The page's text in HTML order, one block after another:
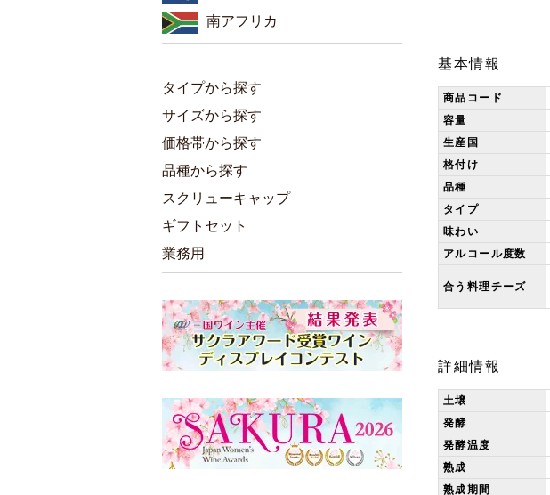
基本情報
商品コード
容量
生産国
格付け
品種
タイプ
味わい
アルコール度数
合う料理チーズ
詳細情報
土壌
発酵
発酵温度
熟成
熟成期間
南アフリカ
タイプから探す
サイズから探す
価格帯から探す
品種から探す
スクリューキャップ
ギフトセット
業務用